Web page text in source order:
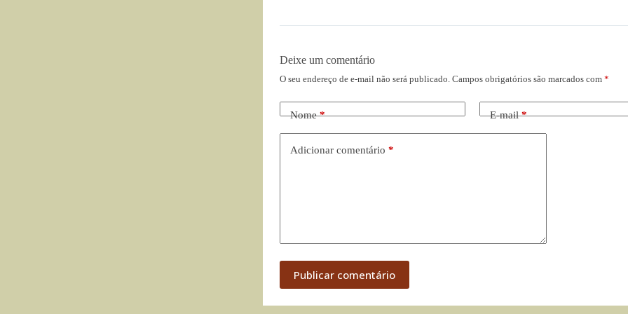
Deixe um comentário
O seu endereço de e-mail não será publicado. Campos obrigatórios são marcados com *
Nome* E-mail*
Adicionar comentário *
Publicar comentário